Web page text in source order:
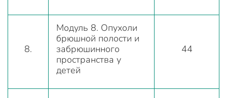
8.
Модуль 8. Опухоли
брюшной полости и
забрюшинного
пространства у
детей
44